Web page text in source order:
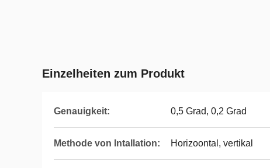
Einzelheiten zum Produkt
Genauigkeit: 0,5 Grad, 0,2 Grad
Methode von Intallation: Horizoontal, vertikal